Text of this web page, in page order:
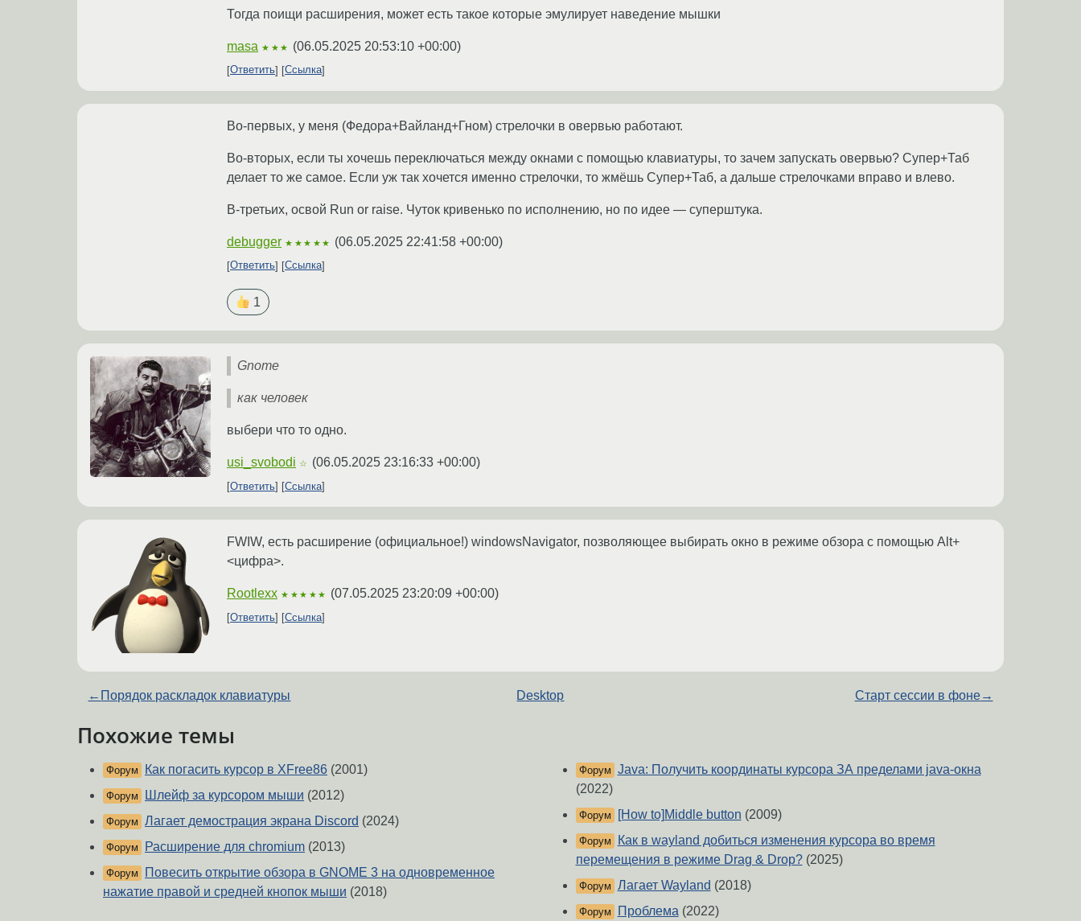
Тогда поищи расширения, может есть такое которые эмулирует наведение мышки
masa ★★★ (06.05.2025 20:53:10 +00:00)
Ответить Ссылка
Во-первых, у меня (Федора+Вайланд+Гном) стрелочки в овервью работают.
Во-вторых, если ты хочешь переключаться между окнами с помощью клавиатуры, то зачем запускать овервью? Супер+Таб
делает то же самое. Если уж так хочется именно стрелочки, то жмёшь Супер+Таб, а дальше стрелочками вправо и влево.
В-третьих, освой Run or raise. Чуток кривенько по исполнению, но по идее — суперштука.
debugger ★★★★★ (06.05.2025 22:41:58 +00:00)
Ответить Ссылка
1
Gnome
как человек
выбери что то одно.
usi_svobodi ☆ (06.05.2025 23:16:33 +00:00)
Ответить Ссылка
FWIW, есть расширение (официальное!) windowsNavigator, позволяющее выбирать окно в режиме обзора с помощью Alt+
<цифра>.
Rootlexx ★★★★★ (07.05.2025 23:20:09 +00:00)
Ответить Ссылка
← Порядок раскладок клавиатуры Desktop Старт сессии в фоне→
Похожие темы
Форум Как погасить курсор в XFree86 (2001)
Форум Шлейф за курсором мыши (2012)
Форум Лагает демострация экрана Discord (2024)
Форум Расширение для chromium (2013)
Форум
Повесить открытие обзора в GNOME 3 на одновременное
нажатие правой и средней кнопок мыши (2018)
Форум Java: Получить координаты курсора ЗА пределами java-окна
(2022)
Форум [How to]Middle button (2009)
Форум
Как в wayland добиться изменения курсора во время
перемещения в режиме Drag & Drop?(2025)
Форум Лагает Wayland (2018)
Форум Проблема (2022)